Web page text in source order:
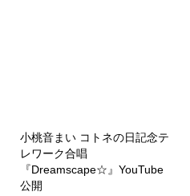
小桃音まい コトネの日記念テ
レワーク合唱
『Dreamscape☆』YouTube
公開